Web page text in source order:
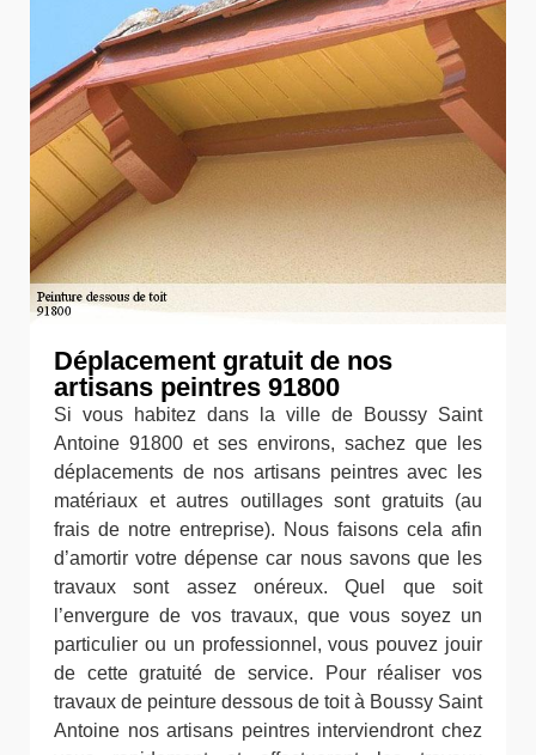
Déplacement gratuit de nos
artisans peintres 91800
Si vous habitez dans la ville de Boussy Saint
Antoine 91800 et ses environs, sachez que les
déplacements de nos artisans peintres avec les
matériaux et autres outillages sont gratuits (au
frais de notre entreprise). Nous faisons cela afin
d’amortir votre dépense car nous savons que les
travaux sont assez onéreux. Quel que soit
l’envergure de vos travaux, que vous soyez un
particulier ou un professionnel, vous pouvez jouir
de cette gratuité de service. Pour réaliser vos
travaux de peinture dessous de toit à Boussy Saint
Antoine nos artisans peintres interviendront chez